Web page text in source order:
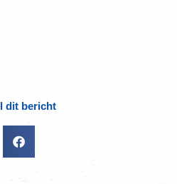
dit bericht